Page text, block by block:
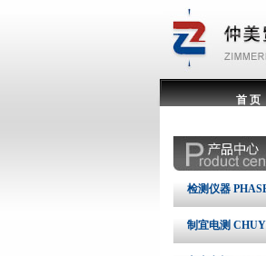
首 页
检测仪器
制宜电测